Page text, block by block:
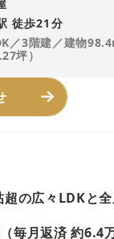
徒歩21分
／3階建／建物
坪）
（毎月返済 約6.4